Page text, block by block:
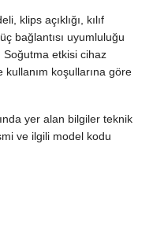
klips açıklığı, kılıf
bağlantısı uyumluluğu
Soğutma etkisi cihaz
kullanım koşullarına göre
yer alan bilgiler teknik
ve ilgili model kodu